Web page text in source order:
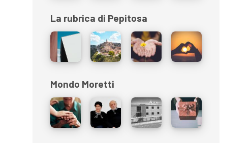
La rubrica di Pepitosa
Mondo Moretti